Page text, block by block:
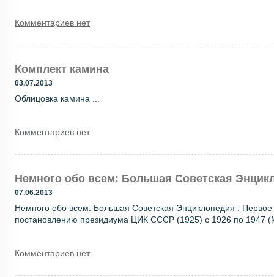
Комментариев нет
Комплект камина
03.07.2013
Облицовка камина ...
Комментариев нет
Немного обо всем: Большая Советская
07.06.2013
Немного обо всем: Большая Советская Энциклопедия :
постановлению президиума ЦИК СССР (1925) с 1926 по 1947
Комментариев нет